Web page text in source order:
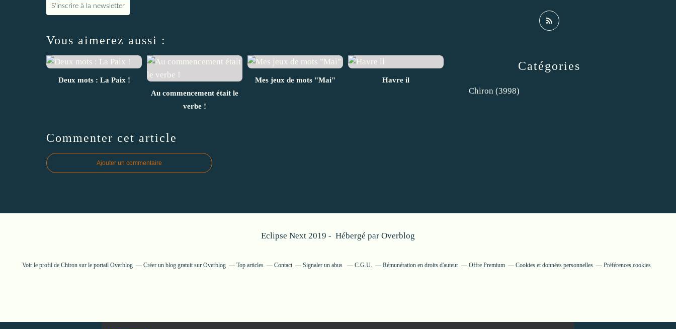
S'inscrire à la newsletter
Vous aimerez aussi :
Deux mots : La Paix !
Au commencement était le
verbe !
Mes jeux de mots "Mai" Havre il
Commenter cet article
Ajouter un commentaire
Catégories
Chiron (3998)
Eclipse Next 2019 - Hébergé par Overblog
Voir le profil de Chiron sur le portail Overblog Créer un blog gratuit sur Overblog Top articles Contact Signaler un abus C.G.U. Rémunération en droits d'auteur Offre Premium Cookies et données personnelles Préférences cookies